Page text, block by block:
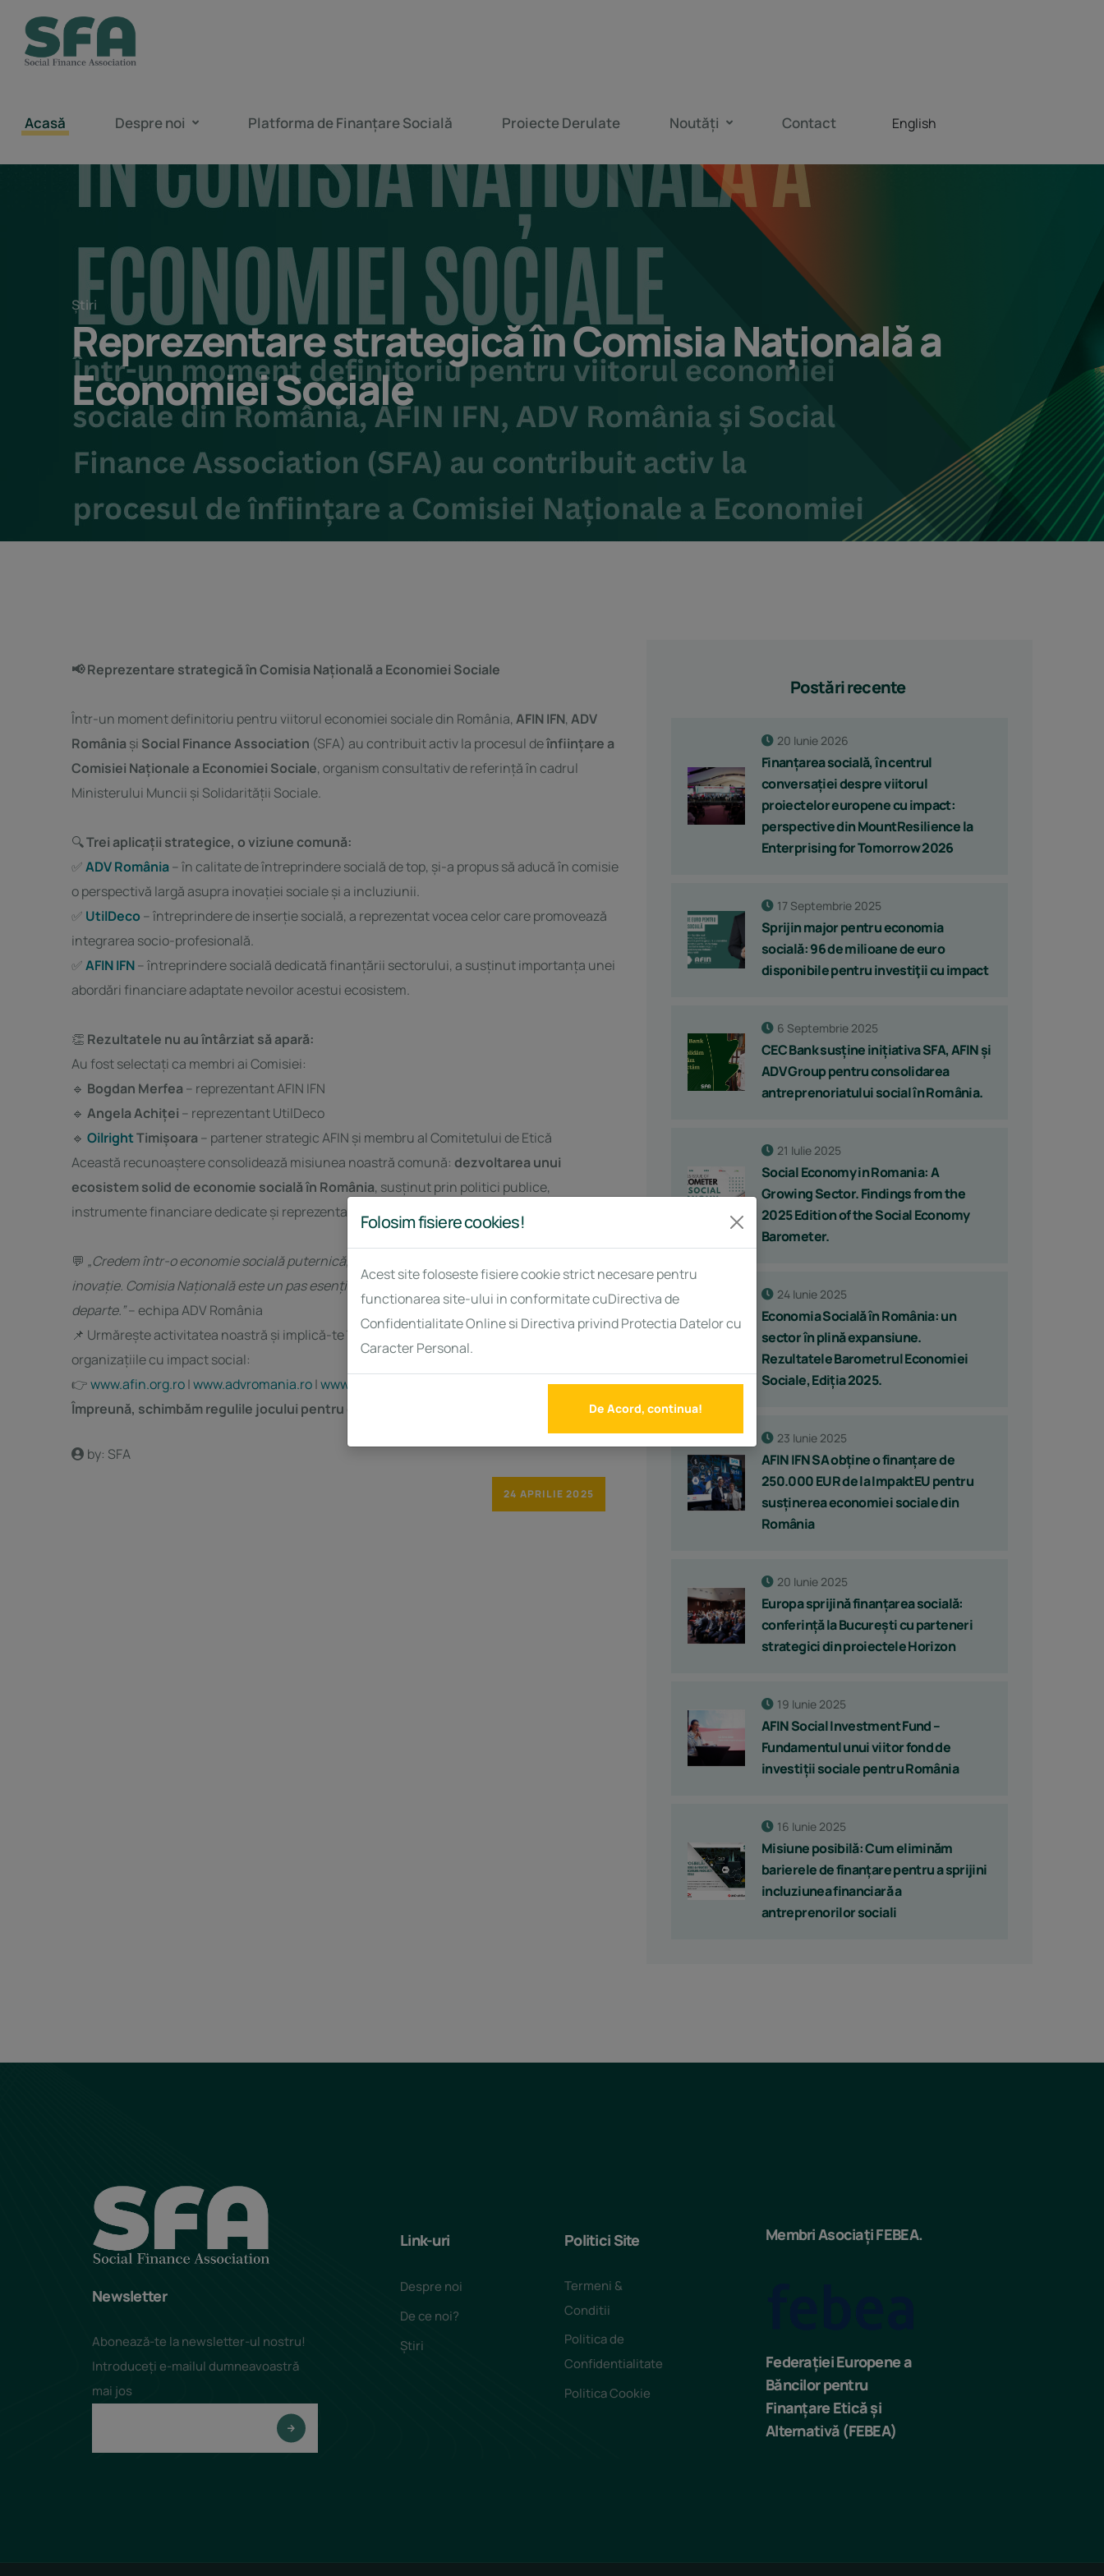
Acasă Despre noi Platforma de Finanțare Socială Proiecte Derulate Noutăți Contact English
Știri
Reprezentare strategică în Comisia Națională a
Economiei Sociale
📢 Reprezentare strategică în Comisia Națională a Economiei Sociale
Într-un moment definitoriu pentru viitorul economiei sociale din România,AFIN IFN,ADV
România și Social Finance Association (SFA) au contribuit activ la procesul deînființare a
Comisiei Naționale a Economiei Sociale, organism consultativ de referință în cadrul
Ministerului Muncii și Solidarității Sociale.
🔍Trei aplicații strategice, o viziune comună:
✅ADV România– în calitate de întreprindere socială de top, și-a propus să aducă în comisie
o perspectivă largă asupra inovației sociale și a incluziunii.
✅ UtilDeco– întreprindere de inserție socială, a reprezentat vocea celor care promovează
integrarea socio-profesională.
✅AFIN IFN– întreprindere socială dedicată finanțării sectorului, a susținut importanța unei
abordări financiare adaptate nevoilor acestui ecosistem.
👏 Rezultatele nu au întârziat să apară:
Au fost selectați ca membri ai Comisiei:
🔹 Bogdan Merfea – reprezentant AFIN IFN
🔹 Angela Achiței – reprezentant UtilDeco
🔹 OilrightTimișoara – partener strategic AFIN și membru al Comitetului de Etică
Această recunoaștere consolidează misiunea noastră comună: dezvoltarea unui
ecosistem solid de economie socială în România, susținut prin politici publice,
instrumente financiare dedicate și reprezentare activă în structurile decizionale.
💬 „Credem într-o economie socială puternică, construită pe colaborare, diversitate și
inovație. Comisia Națională este un pas esențial pentru a duce această viziune mai
departe.”– echipa ADV România
📌 Urmărește activitatea noastră și implică-te în construcția unui cadru sustenabil pentru
organizațiile cu impact social:
👉www.afin.org.ro|www.advromania.ro|www.utildeco.ro
Împreună, schimbăm regulile jocului pentru economia socială din România.
by: SFA
24 APRILIE 2025
Postări recente
20 Iunie 2026
Finanțarea socială, în centrul
conversației despre viitorul
proiectelor europene cu impact:
perspective din MountResilience la
Enterprising for Tomorrow 2026
17 Septembrie 2025
Sprijin major pentru economia
socială: 96 de milioane de euro
disponibile pentru investiţii cu impact
6 Septembrie 2025
CEC Bank susține inițiativa SFA, AFIN și
ADV Group pentru consolidarea
antreprenoriatului social în România.
21 Iulie 2025
Social Economy in Romania: A
Growing Sector. Findings from the
2025 Edition of the Social Economy
Barometer.
24 Iunie 2025
Economia Socială în România: un
sector în plină expansiune.
Rezultatele Barometrul Economiei
Sociale, Ediția 2025.
23 Iunie 2025
AFIN IFN SA obține o finanțare de
250.000 EUR de la ImpaktEU pentru
susținerea economiei sociale din
România
20 Iunie 2025
Europa sprijină finanțarea socială:
conferință la București cu parteneri
strategici din proiectele Horizon
19 Iunie 2025
AFIN Social Investment Fund –
Fundamentul unui viitor fond de
investiții sociale pentru România
16 Iunie 2025
Misiune posibilă: Cum eliminăm
barierele de finanțare pentru a sprijini
incluziunea financiară a
antreprenorilor sociali
Newsletter
Abonează-te la newsletter-ul nostru!
Introduceți e-mailul dumneavoastră
mai jos
Link-uri
Despre noi
De ce noi?
Știri
Politici Site
Termeni &
Conditii
Politica de
Confidentialitate
Politica Cookie
Membri Asociați FEBEA.
Federației Europene a
Băncilor pentru
Finanțare Etică și
Alternativă (FEBEA)
Folosim fisiere cookies!
Acest site foloseste fisiere cookie strict necesare pentru
functionarea site-ului in conformitate cuDirectiva de
Confidentialitate Online si Directiva privind Protectia Datelor cu
Caracter Personal.
De Acord, continua!